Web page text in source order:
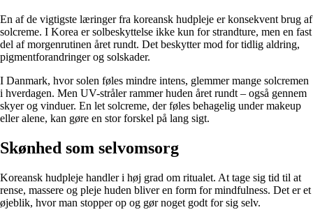
En af de vigtigste læringer fra koreansk hudpleje er konsekvent brug af
solcreme. I Korea er solbeskyttelse ikke kun for strandture, men en fast
del af morgenrutinen året rundt. Det beskytter mod for tidlig aldring,
pigmentforandringer og solskader.
I Danmark, hvor solen føles mindre intens, glemmer mange solcremen
i hverdagen. Men UV-stråler rammer huden året rundt – også gennem
skyer og vinduer. En let solcreme, der føles behagelig under makeup
eller alene, kan gøre en stor forskel på lang sigt.
Skønhed som selvomsorg
Koreansk hudpleje handler i høj grad om ritualet. At tage sig tid til at
rense, massere og pleje huden bliver en form for mindfulness. Det er et
øjeblik, hvor man stopper op og gør noget godt for sig selv.